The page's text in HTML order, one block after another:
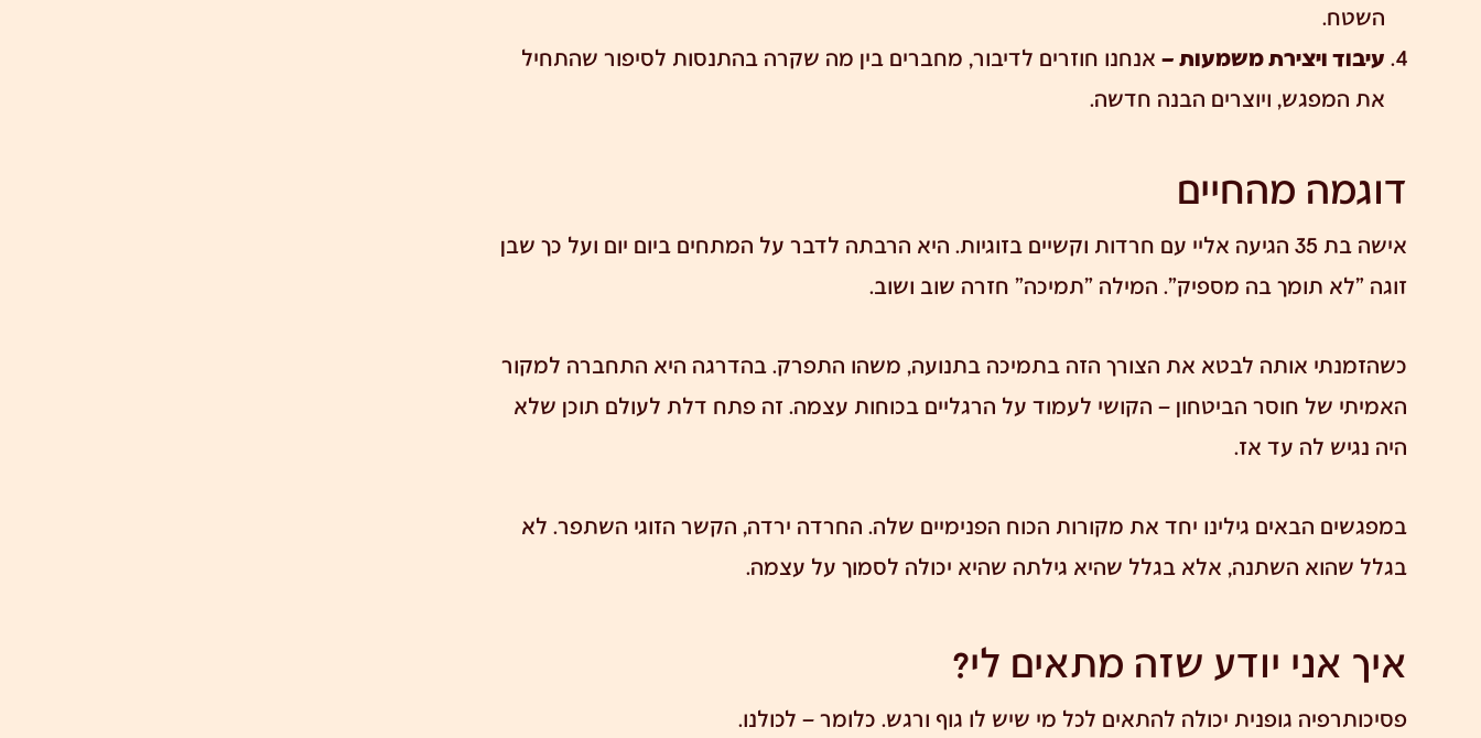
השטח.
עיבוד ויצירת משמעות – אנחנו חוזרים לדיבור, מחברים בין מה שקרה בהתנסות לסיפור שהתחיל
את המפגש, ויוצרים הבנה חדשה.
דוגמה מהחיים
אישה בת 35 הגיעה אליי עם חרדות ו קשיים בזוגיות. היא הרבתה לדבר על המתחים ביום יום ועל כך שבן
זוגה "לא תומך בה מספיק". המילה "תמיכה" חזרה שוב ושוב.
כשהזמנתי אותה לבטא את הצורך הזה בתמיכה בתנועה, משהו התפרק. בהדרגה היא התחברה למקור
האמיתי של חוסר הביטחון – הקושי לעמוד על הרגליים בכוחות עצמה. זה פתח דלת לעולם תוכן שלא
היה נגיש לה עד אז.
במפגשים הבאים גילינו יחד את מקורות הכוח הפנימיים שלה. החרדה ירדה, הקשר הזוגי השתפר. לא
בגלל שהוא השתנה, אלא בגלל שהיא גילתה שהיא יכולה לסמוך על עצמה.
איך אני יודע שזה מתאים לי?
פסיכותרפיה גופנית יכולה להתאים לכל מי שיש לו גוף ורגש. כלומר – לכולנו.